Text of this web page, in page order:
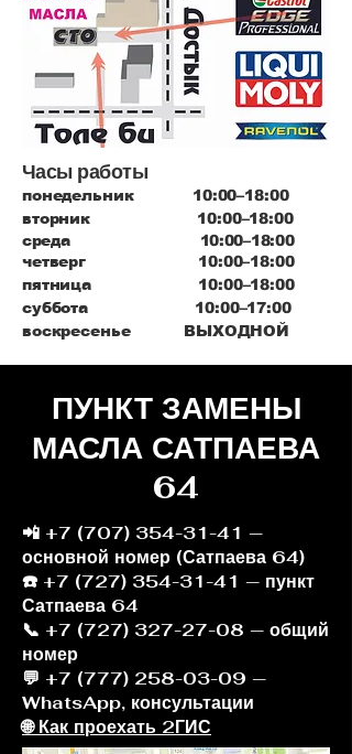
Часы работы
понедельник 10:00–18:00
вторник 10:00–18:00
среда 10:00–18:00
четверг 10:00–18:00
пятница 10:00–18:00
суббота 10:00–17:00
воскресенье ВЫХОДНОЙ
ПУНКТ ЗАМЕНЫ
МАСЛА САТПАЕВА
64
📲 +7 (707) 354-31-41 —
основной номер (Сатпаева 64)
☎️ +7 (727) 354-31-41 — пункт
Сатпаева 64
📞 +7 (727) 327-27-08 — общий
номер
💬 +7 (777) 258-03-09 —
WhatsApp, консультации
🌐 Как проехать 2ГИС